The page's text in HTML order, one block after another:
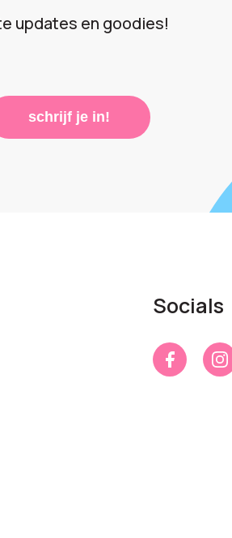
updates en goodies!
schrijf je in!
Socials